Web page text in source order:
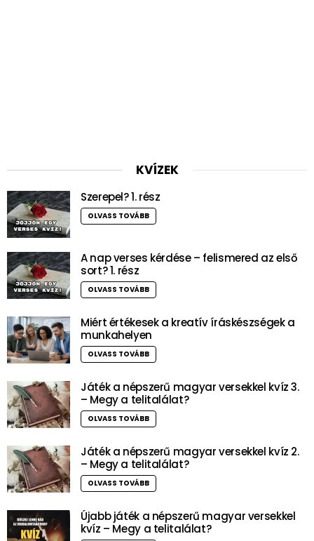
KVÍZEK
Szerepel? 1. rész
OLVASS TOVÁBB
A nap verses kérdése – felismered az első
sort? 1. rész
OLVASS TOVÁBB
Miért értékesek a kreatív íráskészségek a
munkahelyen
OLVASS TOVÁBB
Játék a népszerű magyar versekkel kvíz 3.
– Megy a telitalálat?
OLVASS TOVÁBB
Játék a népszerű magyar versekkel kvíz 2.
– Megy a telitalálat?
OLVASS TOVÁBB
Újabb játék a népszerű magyar versekkel
kvíz – Megy a telitalálat?